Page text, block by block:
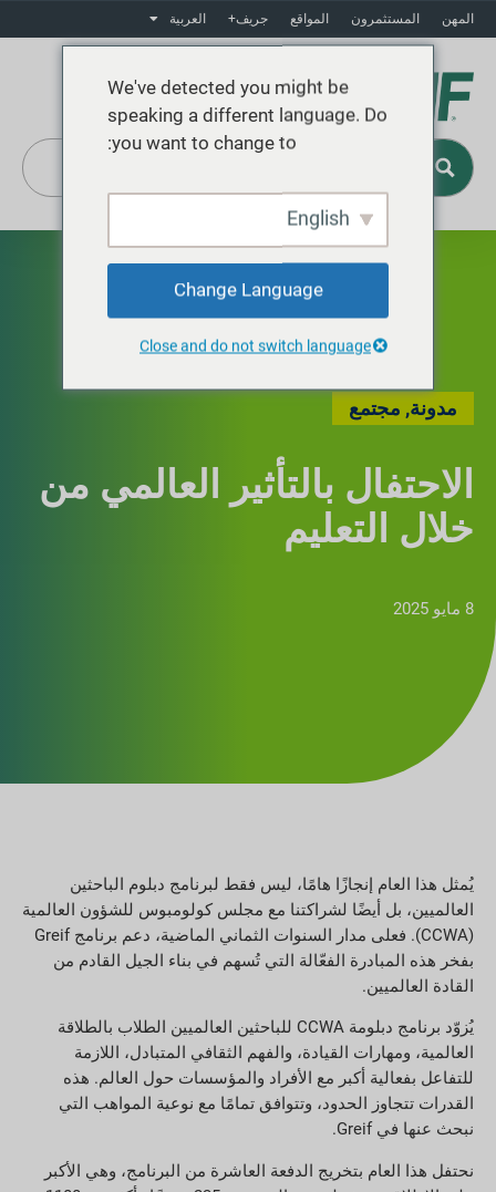
المهن المستثمرون المواقع جريف+ العربية
مدونة, مجتمع
الاحتفال بالتأثير العالمي من
خلال التعليم
8 مايو 2025
يُمثل هذا العام إنجازًا هامًا، ليس فقط لبرنامج دبلوم الباحثين
العالميين، بل أيضًا لشراكتنا مع مجلس كولومبوس للشؤون العالمية
(CCWA). فعلى مدار السنوات الثماني الماضية، دعم برنامج Greif
بفخر هذه المبادرة الفعّالة التي تُسهم في بناء الجيل القادم من
القادة العالميين.
يُزوّد برنامج دبلومة CCWA للباحثين العالميين الطلاب بالطلاقة
العالمية، ومهارات القيادة، والفهم الثقافي المتبادل، اللازمة
للتفاعل بفعالية أكبر مع الأفراد والمؤسسات حول العالم. هذه
القدرات تتجاوز الحدود، وتتوافق تمامًا مع نوعية المواهب التي
نبحث عنها في Greif.
نحتفل هذا العام بتخريج الدفعة العاشرة من البرنامج، وهي الأكبر
We've detected you might be
speaking a different language. Do
you want to change to:
English
Change Language
Close and do not switch language